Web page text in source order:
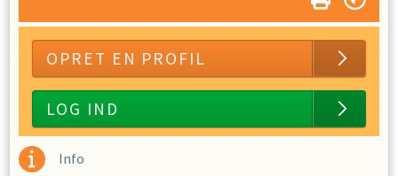
OPRET EN PROFIL
LOG IND
Info